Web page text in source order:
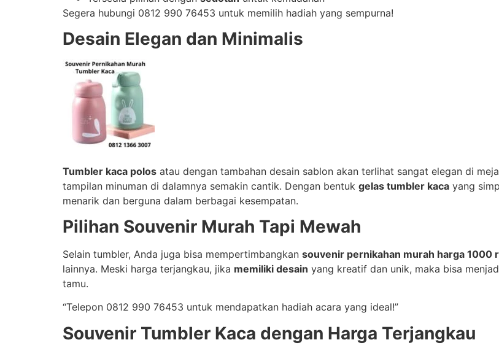
Segera hubungi 0812 990 76453 untuk memilih hadiah yang sempurna!
Desain Elegan dan Minimalis
Tumbler kaca polos atau dengan tambahan desain sablon akan terlihat sangat elegan di
tampilan minuman di dalamnya semakin cantik. Dengan bentuk gelas tumbler kaca yang
menarik dan berguna dalam berbagai kesempatan.
Pilihan Souvenir Murah Tapi Mewah
Selain tumbler, Anda juga bisa mempertimbangkan souvenir pernikahan murah harga 1000
lainnya. Meski harga terjangkau, jika memiliki desain yang kreatif dan unik, maka bisa
tamu.
“Telepon 0812 990 76453 untuk mendapatkan hadiah acara yang ideal!”
Souvenir Tumbler Kaca dengan Harga Terjangkau